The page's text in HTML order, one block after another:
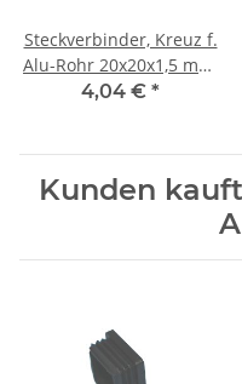
Steckverbinder, Kreuz f.
Alu-Rohr 20x20x1,5 mm,
PA grau Glasfaser
4,04 € *
Kunden